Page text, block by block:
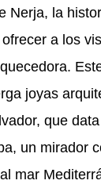
Nerja, la
a los
joyas
que
un mirador
mar